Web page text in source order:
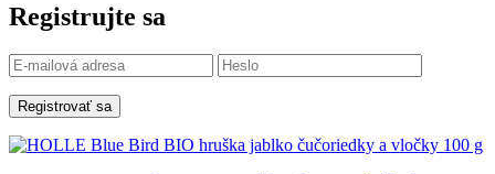
Registrujte sa
Registrovať sa